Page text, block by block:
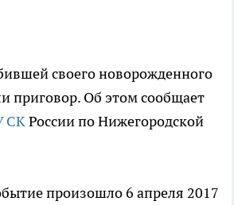
своего новорожденного
приговор. Об этом сообщает
СКРоссии по Нижегородской
произошло 6 апреля 2017